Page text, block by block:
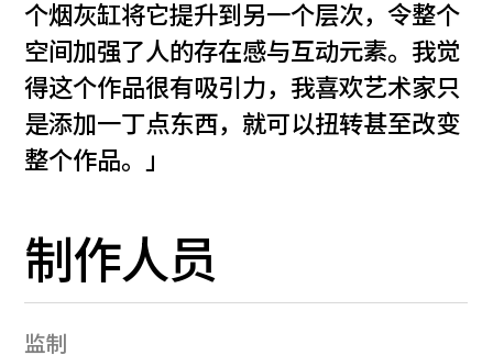
个烟灰缸将它提升到另一个层次，令整个
空间加强了人的存在感与互动元素。我觉
得这个作品很有吸引力，我喜欢艺术家只
是添加一丁点东西，就可以扭转甚至改变
整个作品。」
制作人员
监制